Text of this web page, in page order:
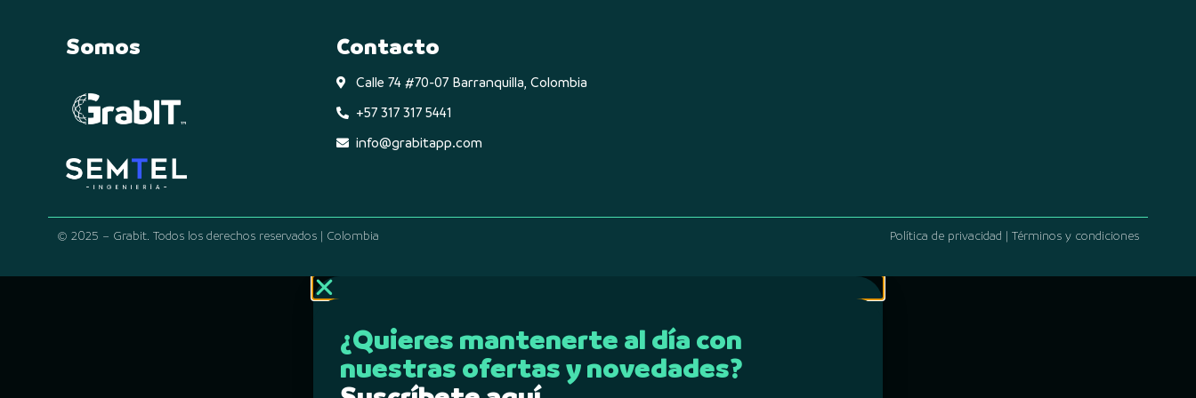
Somos Contacto
Calle 74 #70-07 Barranquilla, Colombia
+57 317 317 5441
info@grabitapp.com
© 2025 – Grabit. Todos los derechos reservados | Colombia Política de privacidad | Términos y condiciones
¿Quieres mantenerte al día con
nuestras ofertas y novedades?